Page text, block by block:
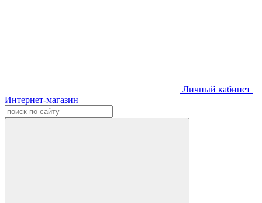
Личный кабинет
Интернет-магазин